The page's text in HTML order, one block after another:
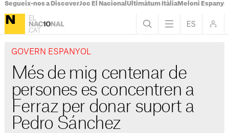
Segueix-nos a DiscoverJoc El Nacional Ultimàtum ItàliaMeloni Espanya
GOVERN ESPANYOL
Més de mig centenar de
persones es concentren a
Ferraz per donar suport a
Pedro Sánchez